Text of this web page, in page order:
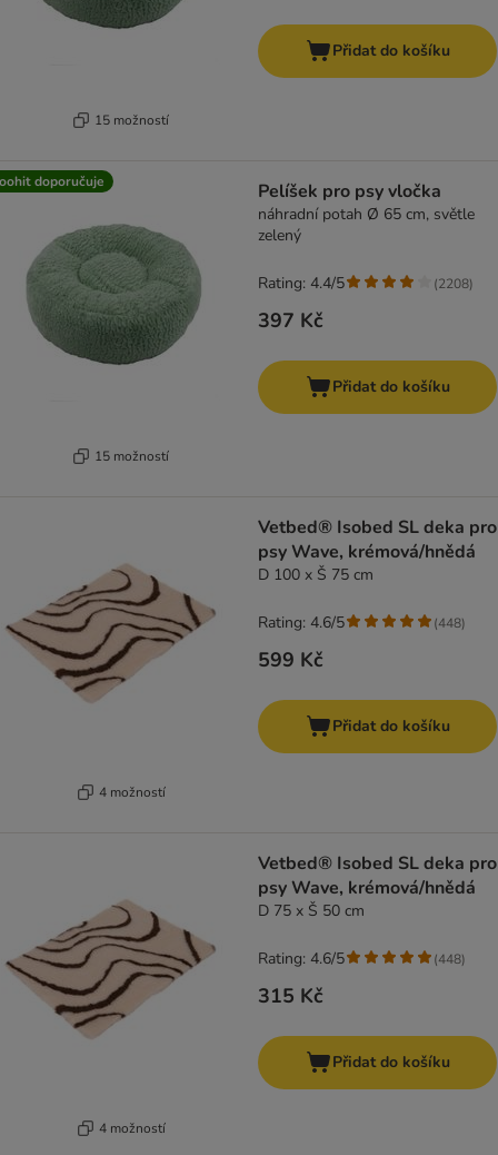
15 možností
Přidat do košíku
doporučuje
15 možností
Pelíšek pro psy vločka
náhradní potah Ø 65 cm, světle
zelený
397 Kč
Rating: 4.4/5 (2208)
Přidat do košíku
4 možností
Vetbed® Isobed SL deka pro
psy Wave, krémová/hnědá
D 100 x Š 75 cm
599 Kč
Rating: 4.6/5 (448)
Přidat do košíku
4 možností
Vetbed® Isobed SL deka pro
psy Wave, krémová/hnědá
D 75 x Š 50 cm
315 Kč
Rating: 4.6/5 (448)
Přidat do košíku